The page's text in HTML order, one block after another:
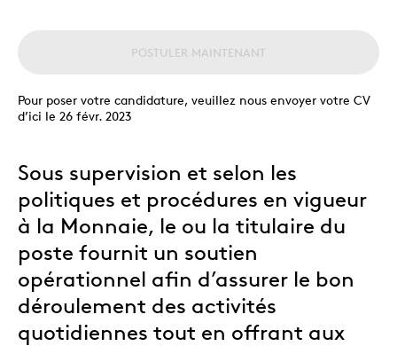
POSTULER MAINTENANT
Pour poser votre candidature, veuillez nous envoyer votre CV
d’ici le 26 févr. 2023
Sous supervision et selon les
politiques et procédures en vigueur
à la Monnaie, le ou la titulaire du
poste fournit un soutien
opérationnel afin d’assurer le bon
déroulement des activités
quotidiennes tout en offrant aux